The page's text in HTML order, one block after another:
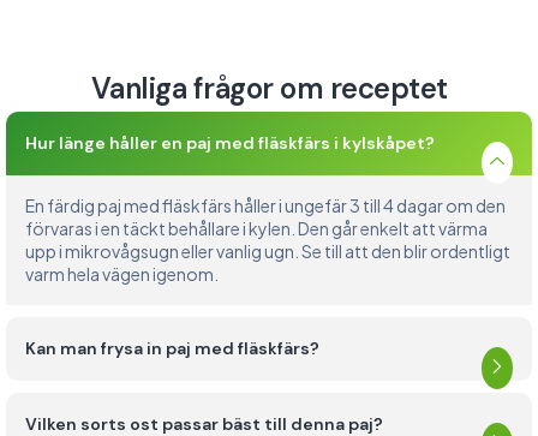
Vanliga frågor om receptet
Hur länge håller en paj med fläskfärs i kylskåpet?
En färdig paj med fläskfärs håller i ungefär 3 till 4 dagar om den
förvaras i en täckt behållare i kylen. Den går enkelt att värma
upp i mikrovågsugn eller vanlig ugn. Se till att den blir ordentligt
varm hela vägen igenom.
Kan man frysa in paj med fläskfärs?
Vilken sorts ost passar bäst till denna paj?